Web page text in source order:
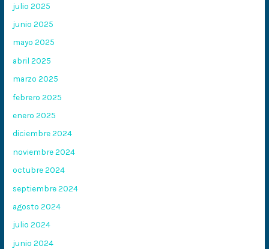
julio 2025
junio 2025
mayo 2025
abril 2025
marzo 2025
febrero 2025
enero 2025
diciembre 2024
noviembre 2024
octubre 2024
septiembre 2024
agosto 2024
julio 2024
junio 2024